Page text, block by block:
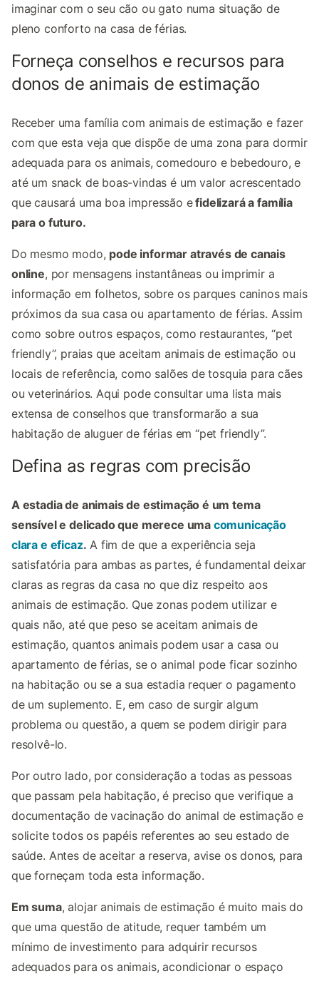
imaginar com o seu cão ou gato numa situação de
pleno conforto na casa de férias.
Forneça conselhos e recursos para
donos de animais de estimação
Receber uma família com animais de estimação e fazer
com que esta veja que dispõe de uma zona para dormir
adequada para os animais, comedouro e bebedouro, e
até um snack de boas-vindas é um valor acrescentado
que causará uma boa impressão efidelizará a família
para o futuro.
Do mesmo modo, pode informar através de canais
online, por mensagens instantâneas ou imprimir a
informação em folhetos, sobre os parques caninos mais
próximos da sua casa ou apartamento de férias. Assim
como sobre outros espaços, como restaurantes, “pet
friendly”, praias que aceitam animais de estimação ou
locais de referência, como salões de tosquia para cães
ou veterinários. Aqui pode consultar uma lista mais
extensa de conselhos que transformarão a sua
habitação de aluguer de férias em “pet friendly”.
Defina as regras com precisão
A estadia de animais de estimação é um tema
sensível e delicado que merece uma comunicação
clara e eficaz. A fim de que a experiência seja
satisfatória para ambas as partes, é fundamental deixar
claras as regras da casa no que diz respeito aos
animais de estimação. Que zonas podem utilizar e
quais não, até que peso se aceitam animais de
estimação, quantos animais podem usar a casa ou
apartamento de férias, se o animal pode ficar sozinho
na habitação ou se a sua estadia requer o pagamento
de um suplemento. E, em caso de surgir algum
problema ou questão, a quem se podem dirigir para
resolvê-lo.
Por outro lado, por consideração a todas as pessoas
que passam pela habitação, é preciso que verifique a
documentação de vacinação do animal de estimação e
solicite todos os papéis referentes ao seu estado de
saúde. Antes de aceitar a reserva, avise os donos, para
que forneçam toda esta informação.
Em suma, alojar animais de estimação é muito mais do
que uma questão de atitude, requer também um
mínimo de investimento para adquirir recursos
adequados para os animais, acondicionar o espaço